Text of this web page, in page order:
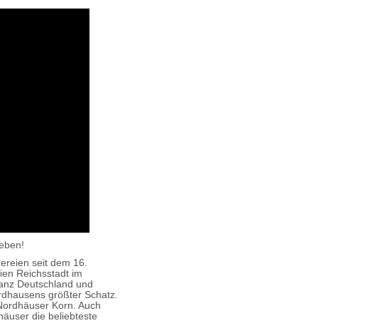
seit dem 16.
Reichsstadt im
Deutschland und
größter Schatz.
Korn. Auch
die beliebteste